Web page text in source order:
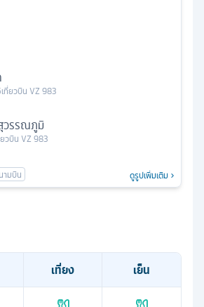
เที่ยวบิน VZ 983
วรรณภูมิ
วบิน VZ 983
ดูรูปเพิ่มเติม
เที่ยง
เย็น